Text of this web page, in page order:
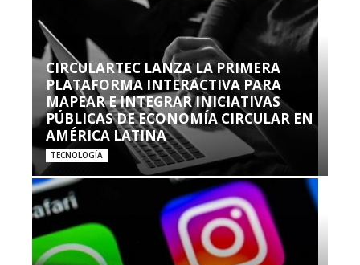
CIRCULARTEC LANZA LA PRIMERA
PLATAFORMA INTERACTIVA PARA
MAPEAR E INTEGRAR INICIATIVAS
PÚBLICAS DE ECONOMÍA CIRCULAR EN
AMÉRICA LATINA
TECNOLOGÍA